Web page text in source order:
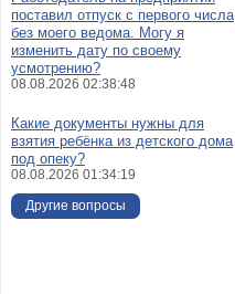
поставил отпуск с первого числа
без моего ведома. Могу я
изменить дату по своему
усмотрению?
08.08.2026 02:38:48
Какие документы нужны для
взятия ребёнка из детского дома
под опеку?
08.08.2026 01:34:19
Другие вопросы